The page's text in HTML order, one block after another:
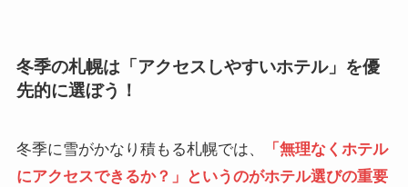
冬季の札幌は「アクセスしやすいホテル」を優
先的に選ぼう！
冬季に雪がかなり積もる札幌では、
「無理なくホテル
にアクセスできるか？」というのがホテル選びの重要